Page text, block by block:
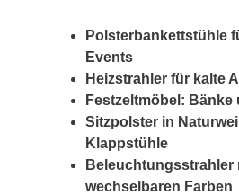
Polsterbankettstühle
Events
Heizstrahler für kalte
Festzeltmöbel: Bänke
Sitzpolster in
Klappstühle
Beleuchtungsstrahler
wechselbaren Farben